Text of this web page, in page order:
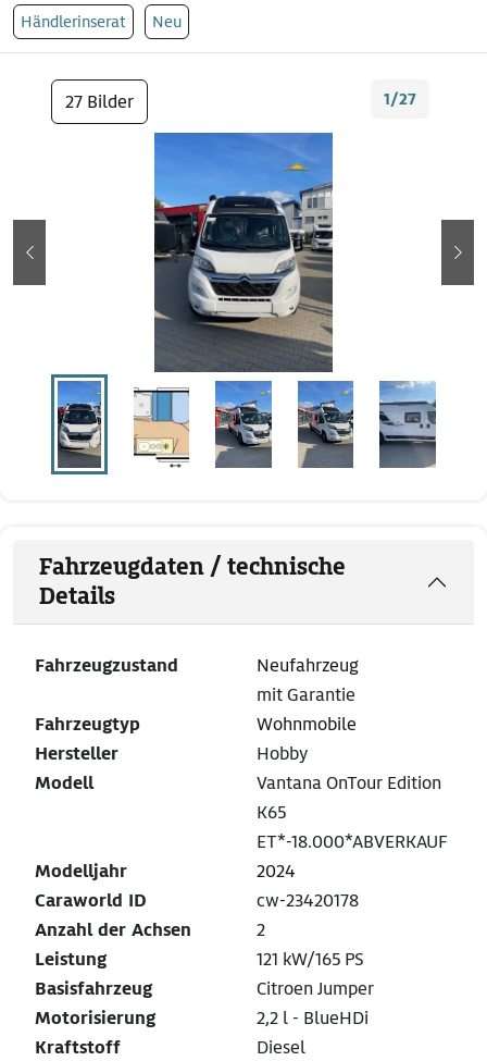
Händlerinserat Neu
27 Bilder 1/27
zurück
Fahrzeugdaten / technische
Details
Fahrzeugzustand
Neufahrzeug
mit Garantie
Fahrzeugtyp
Wohnmobile
Hersteller
Hobby
Modell
Vantana OnTour Edition
K65
ET*-18.000*ABVERKAUF
Modelljahr
2024
Caraworld ID
cw-23420178
Anzahl der Achsen
2
Leistung
121 kW/165 PS
Basisfahrzeug
Citroen Jumper
Motorisierung
2,2 l - BlueHDi
Kraftstoff
Diesel